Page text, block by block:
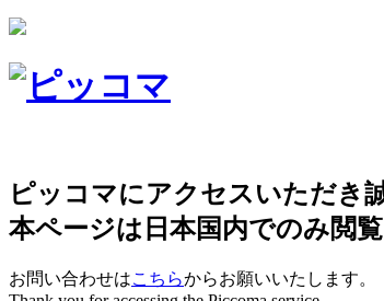
ピッコマにアクセスいただき
本ページは日本国内でのみ閲
お問い合わせはこちらからお願いいたします。